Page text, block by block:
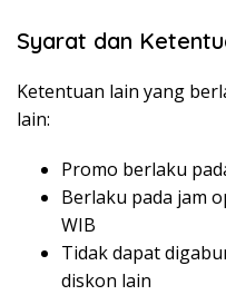
Syarat dan
Ketentuan lain yang
lain:
Promo berlaku
Berlaku pada jam
WIB
Tidak dapat
diskon lain